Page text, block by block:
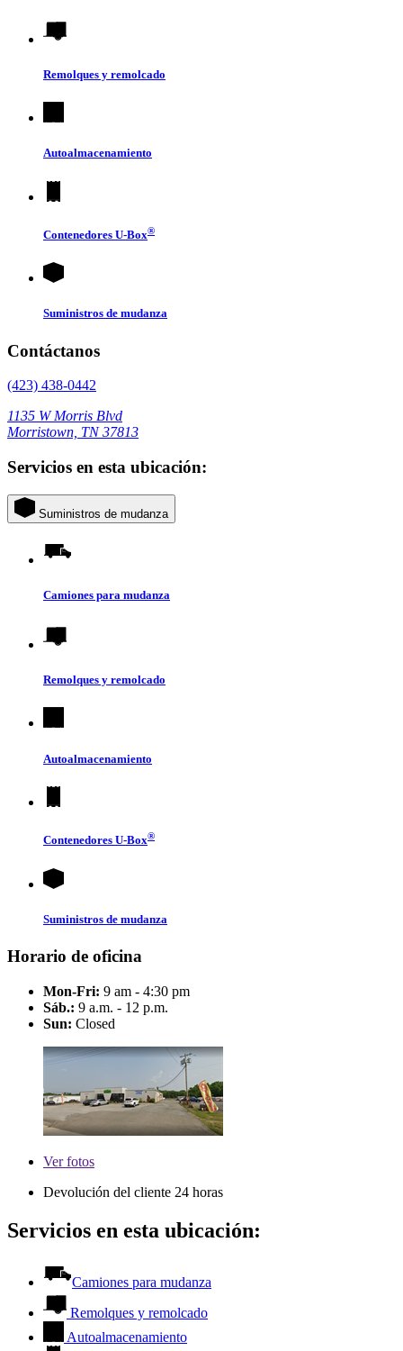
Remolques y remolcado
Autoalmacenamiento
Contenedores U-Box®
Suministros de mudanza
Contáctanos
(423) 438-0442
1135 W Morris Blvd
Morristown, TN 37813
Servicios en esta ubicación:
Suministros de mudanza
Camiones para mudanza
Remolques y remolcado
Autoalmacenamiento
Contenedores U-Box®
Suministros de mudanza
Horario de oficina
Mon-Fri: 9 am - 4:30 pm
Sáb.: 9 a.m. - 12 p.m.
Sun: Closed
Verfotos
Devolución del cliente 24 horas
Servicios en esta ubicación:
Camiones para mudanza
Remolques y remolcado
Autoalmacenamiento